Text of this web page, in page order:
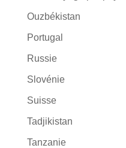
Ouzbékistan
Portugal
Russie
Slovénie
Suisse
Tadjikistan
Tanzanie